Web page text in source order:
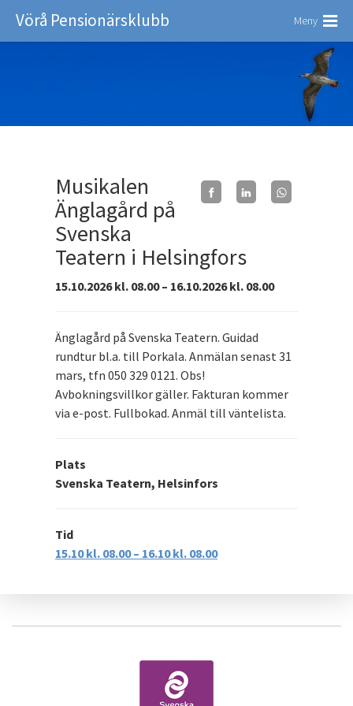
Vörå Pensionärsklubb Meny
Musikalen
Änglagård på
Svenska
Teatern i Helsingfors
15.10.2026 kl. 08.00 – 16.10.2026 kl. 08.00
Änglagård på Svenska Teatern. Guidad
rundtur bl.a. till Porkala. Anmälan senast 31
mars, tfn 050 329 0121. Obs!
Avbokningsvillkor gäller. Fakturan kommer
via e-post. Fullbokad. Anmäl till väntelista.
Plats
Svenska Teatern, Helsinfors
Tid
15.10 kl. 08.00 – 16.10 kl. 08.00